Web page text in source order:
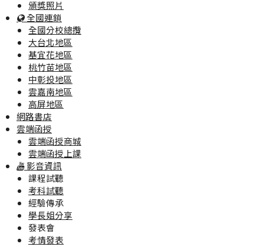
頒獎照片
全國連鎖
全國分校總攬
大台北地區
基宜花地區
桃竹苗地區
中彰投地區
雲嘉南地區
高屏地區
網路書店
雲端函授
雲端函授商城
雲端函授上課
影音資訊
課程試聽
考科試聽
經驗傳承
學長姐分享
發表會
考情發表